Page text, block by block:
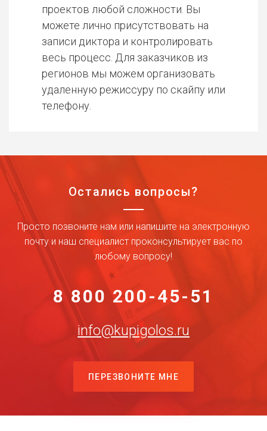
проектов любой сложности. Вы
можете лично присутствовать на
записи диктора и контролировать
весь процесс. Для заказчиков из
регионов мы можем организовать
удаленную режиссуру по скайпу или
телефону.
Остались вопросы?
Просто позвоните нам или напишите на электронную
почту и наш специалист проконсультирует вас по
любому вопросу!
8 800 200-45-51
info@kupigolos.ru
ПЕРЕЗВОНИТЕ МНЕ